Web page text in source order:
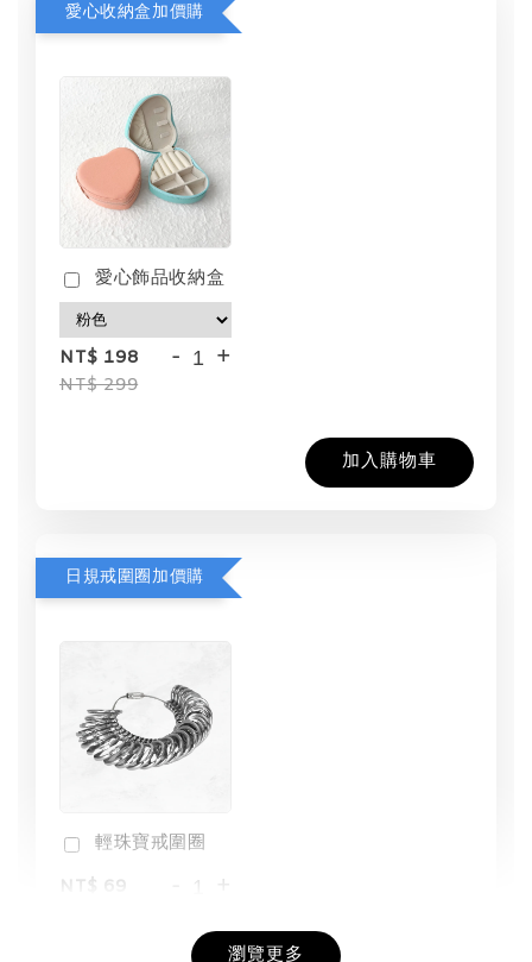
愛心收納盒加價購
愛心飾品收納盒
NT$ 198
NT$ 299
- +
加入購物車
日規戒圍圈加價購
輕珠寶戒圍圈
NT$ 69
+
瀏覽更多